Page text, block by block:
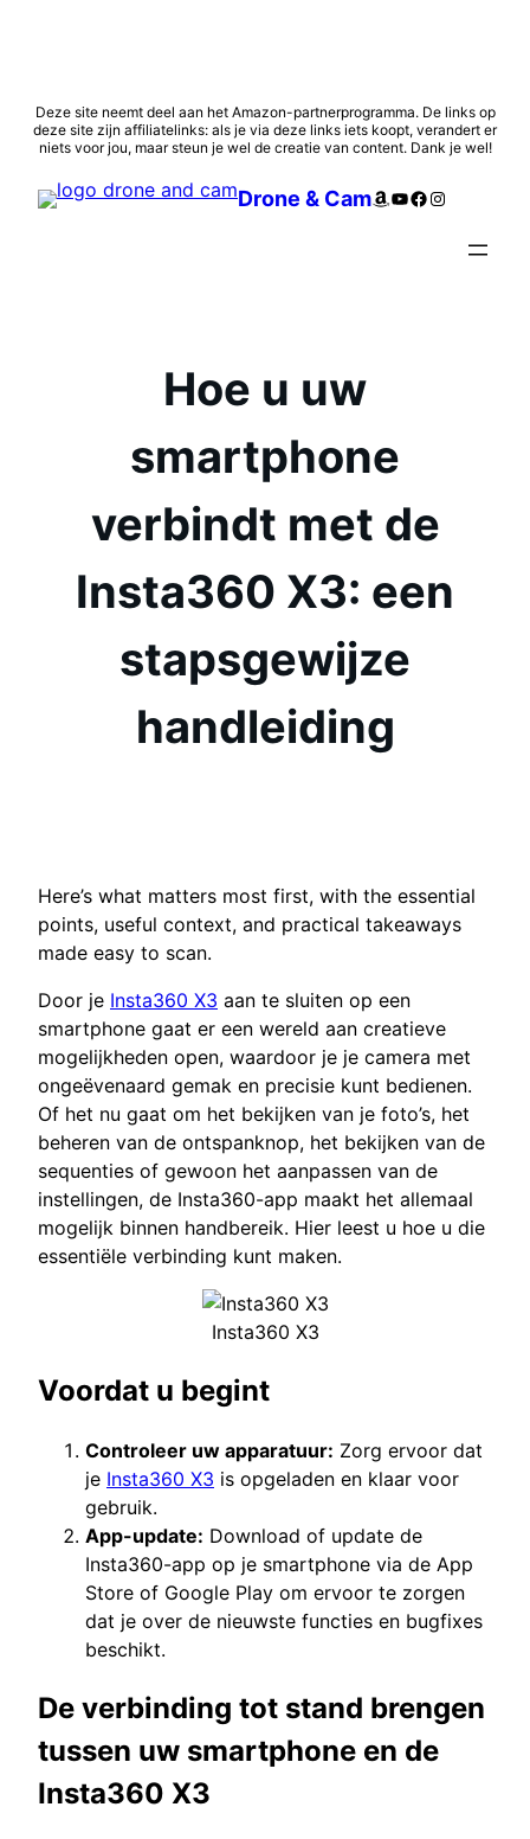
naar
inhoud
Deze site neemt deel aan het Amazon-partnerprogramma. De links op
deze site zijn affiliatelinks: als je via deze links iets koopt, verandert er
niets voor jou, maar steun je wel de creatie van content. Dank je wel!
Drone & CamAmazon
YouTube
Facebook
Instagram
Hoe u uw
smartphone
verbindt met de
Insta360 X3: een
stapsgewijze
handleiding
Here’s what matters most first, with the essential
points, useful context, and practical takeaways
made easy to scan.
Door je Insta360 X3 aan te sluiten op een
smartphone gaat er een wereld aan creatieve
mogelijkheden open, waardoor je je camera met
ongeëvenaard gemak en precisie kunt bedienen.
Of het nu gaat om het bekijken van je foto’s, het
beheren van de ontspanknop, het bekijken van de
sequenties of gewoon het aanpassen van de
instellingen, de Insta360-app maakt het allemaal
mogelijk binnen handbereik. Hier leest u hoe u die
essentiële verbinding kunt maken.
Insta360 X3
Voordat u begint
Controleer uw apparatuur: Zorg ervoor dat
je Insta360 X3 is opgeladen en klaar voor
gebruik.
App-update: Download of update de
Insta360-app op je smartphone via de App
Store of Google Play om ervoor te zorgen
dat je over de nieuwste functies en bugfixes
beschikt.
De verbinding tot stand brengen
tussen uw smartphone en de
Insta360 X3